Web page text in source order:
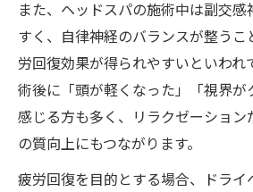
また、ヘッドスパの施術中は副交
すく、自律神経のバランスが整う
労回復効果が得られやすいといわれ
術後に「頭が軽くなった」「視界が
感じる方も多く、リラクゼーショ
の質向上にもつながります。
疲労回復を目的とする場合、ドラ